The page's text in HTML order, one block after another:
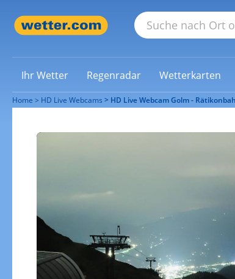
Ihr Wetter Regenradar Wetterkarten
Home HD Live Webcams HD Live Webcam Golm -